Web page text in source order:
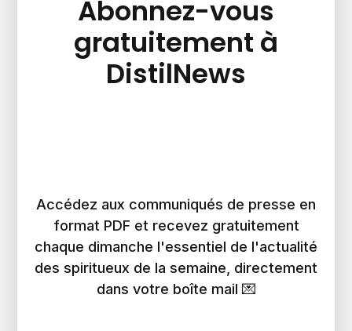
Abonnez-vous
gratuitement à
DistilNews
Accédez aux communiqués de presse en
format PDF et recevez gratuitement
chaque dimanche l'essentiel de l'actualité
des spiritueux de la semaine, directement
dans votre boîte mail 💌